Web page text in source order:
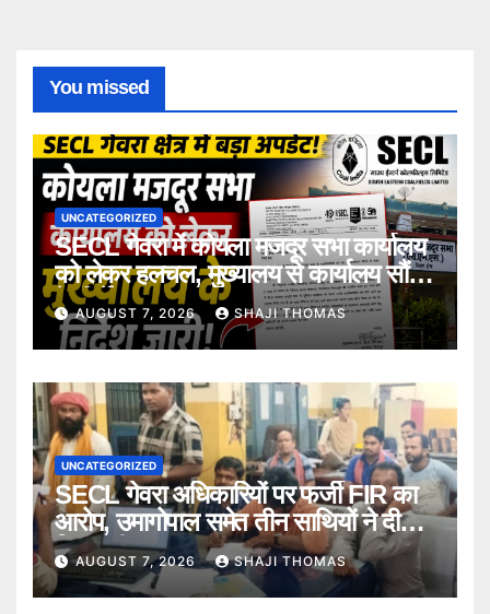
You missed
UNCATEGORIZED
SECL गेवरा में कोयला मजदूर सभा कार्यालय
को लेकर हलचल, मुख्यालय से कार्यालय सौंपने
के निर्देश।
AUGUST 7, 2026 SHAJI THOMAS
UNCATEGORIZED
SECL गेवरा अधिकारियों पर फर्जी FIR का
आरोप, उमागोपाल समेत तीन साथियों ने दी
गिरफ्तारी।
AUGUST 7, 2026 SHAJI THOMAS